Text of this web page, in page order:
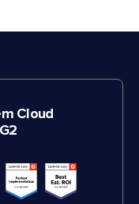
Cloud